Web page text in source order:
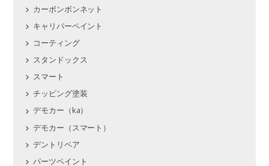
カーボンボンネット
キャリパーペイント
コーティング
スタンドックス
スマート
チッピング塗装
デモカー（ka）
デモカー（スマート）
デントリペア
パーツペイント